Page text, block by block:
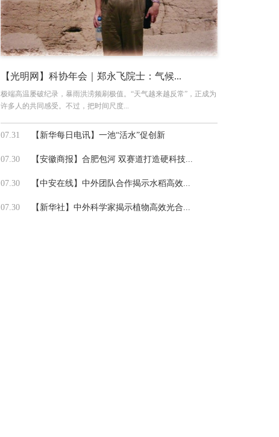
【光明网】科协年会｜郑永飞院士：气候...
极端高温屡破纪录，暴雨洪涝频刷极值。“天气越来越反常”，正成为
许多人的共同感受。不过，把时间尺度...
07.31 【新华每日电讯】一池“活水”促创新
07.30 【安徽商报】合肥包河 双赛道打造硬科技...
07.30 【中安在线】中外团队合作揭示水稻高效...
07.30 【新华社】中外科学家揭示植物高效光合...